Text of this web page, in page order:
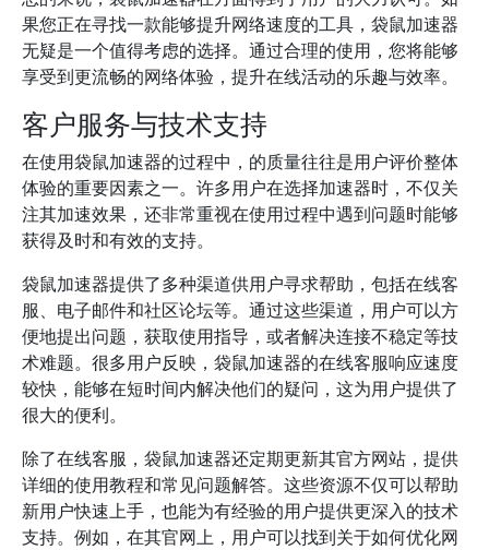
果您正在寻找一款能够提升网络速度的工具，袋鼠加速器
无疑是一个值得考虑的选择。通过合理的使用，您将能够
享受到更流畅的网络体验，提升在线活动的乐趣与效率。
客户服务与技术支持
在使用袋鼠加速器的过程中，的质量往往是用户评价整体
体验的重要因素之一。许多用户在选择加速器时，不仅关
注其加速效果，还非常重视在使用过程中遇到问题时能够
获得及时和有效的支持。
袋鼠加速器提供了多种渠道供用户寻求帮助，包括在线客
服、电子邮件和社区论坛等。通过这些渠道，用户可以方
便地提出问题，获取使用指导，或者解决连接不稳定等技
术难题。很多用户反映，袋鼠加速器的在线客服响应速度
较快，能够在短时间内解决他们的疑问，这为用户提供了
很大的便利。
除了在线客服，袋鼠加速器还定期更新其官方网站，提供
详细的使用教程和常见问题解答。这些资源不仅可以帮助
新用户快速上手，也能为有经验的用户提供更深入的技术
支持。例如，在其官网上，用户可以找到关于如何优化网